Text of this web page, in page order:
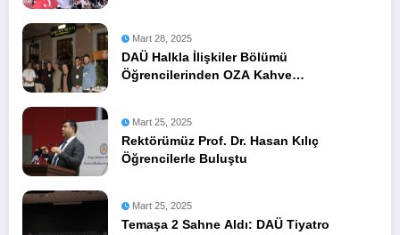
Mart 28, 2025
DAÜ Halkla İlişkiler Bölümü
Öğrencilerinden OZA Kahve
Mart 25, 2025
Rektörümüz Prof. Dr. Hasan Kılıç
Öğrencilerle Buluştu
Mart 25, 2025
Temaşa 2 Sahne Aldı: DAÜ Tiyatro